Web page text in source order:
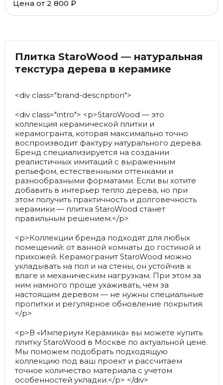
Цена от 2 800 ₽
Плитка StaroWood — натуральная
текстура дерева в керамике
<div class="brand-description">
<div class="intro"> <p>StaroWood — это
коллекция керамической плитки и
керамогранта, которая максимально точно
воспроизводит фактуру натурального дерева.
Бренд специализируется на создании
реалистичных имитаций с выраженным
рельефом, естественными оттенками и
разнообразными форматами. Если вы хотите
добавить в интерьер тепло дерева, но при
этом получить практичность и долговечность
керамики — плитка StaroWood станет
правильным решением.</p>
<p>Коллекции бренда подходят для любых
помещений: от ванной комнаты до гостиной и
прихожей. Керамогранит StaroWood можно
укладывать на пол и на стены, он устойчив к
влаге и механическим нагрузкам. При этом за
ним намного проще ухаживать, чем за
настоящим деревом — не нужны специальные
пропитки и регулярное обновление покрытия.
</p>
<p>В «Империум Керамика» вы можете купить
плитку StaroWood в Москве по актуальной цене.
Мы поможем подобрать подходящую
коллекцию под ваш проект и рассчитаем
точное количество материала с учетом
особенностей укладки.</p> </div>